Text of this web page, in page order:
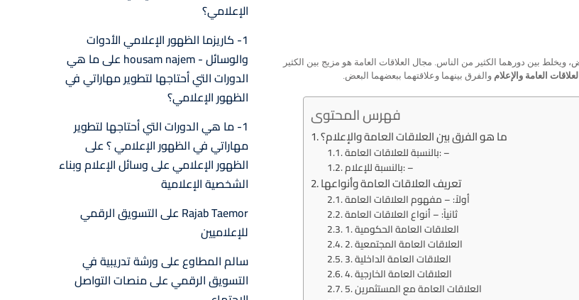
ويخلط بين دورهما الكثير من الناس. مجال العلاقات العامة هو مزيج بين الكثير
العلاقات العامة والإعلام والفرق بينهما وعلاقتهما ببعضهما البعض.
فهرس المحتوى
بالنسبة للعلاقات العامة: –
بالنسبة للإعلام: –
تعريف العلاقات العامة وأنواعها
أولاً: – مفهوم العلاقات العامة
ثانياً: – أنواع العلاقات العامة
1. العلاقات العامة الحكومية
2. العلاقات العامة المجتمعية
3. العلاقات العامة الداخلية
4. العلاقات العامة الخارجية
5. العلاقات العامة مع المستثمرين
الإعلامي؟
1- كاريزما الظهور الإعلامي الأدوات
والوسائل - housam najem
علىما هي
الدورات التي أحتاجها لتطوير مهاراتي في
الظهور الإعلامي؟
1- ما هي الدورات التي أحتاجها لتطوير
مهاراتي في الظهور الإعلامي ؟على
الظهور الإعلامي على وسائل الإعلام وبناء
الشخصية الإعلامية
Rajab Taemor علىالتسويق الرقمي
للإعلاميين
سالم المطاوععلىورشة تدريبية في
التسويق الرقمي على منصات التواصل